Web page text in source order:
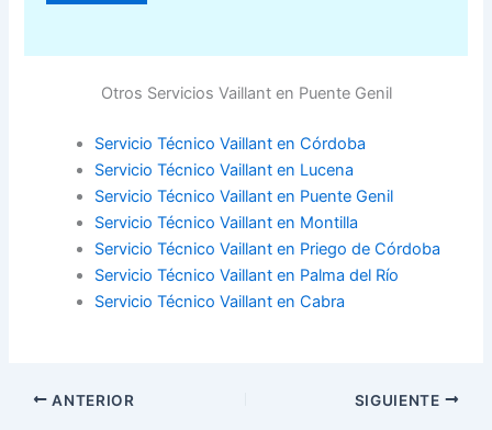
Otros Servicios Vaillant en Puente Genil
Servicio Técnico Vaillant en Córdoba
Servicio Técnico Vaillant en Lucena
Servicio Técnico Vaillant en Puente Genil
Servicio Técnico Vaillant en Montilla
Servicio Técnico Vaillant en Priego de Córdoba
Servicio Técnico Vaillant en Palma del Río
Servicio Técnico Vaillant en Cabra
ANTERIOR SIGUIENTE